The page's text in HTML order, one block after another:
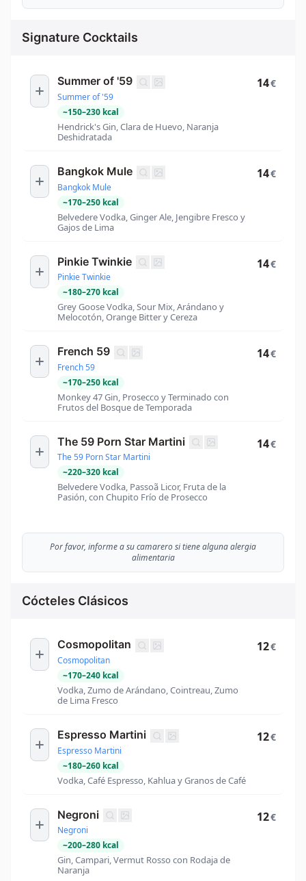
Signature Cocktails
Summer of '59
Summer of '59
~150–230 kcal
Hendrick's Gin, Clara de Huevo, Naranja
Deshidratada
14€
Bangkok Mule
Bangkok Mule
~170–250 kcal
Belvedere Vodka, Ginger Ale, Jengibre Fresco y
Gajos de Lima
14€
Pinkie Twinkie
Pinkie Twinkie
~180–270 kcal
Grey Goose Vodka, Sour Mix, Arándano y
Melocotón, Orange Bitter y Cereza
14€
French 59
French 59
~170–250 kcal
Monkey 47 Gin, Prosecco y Terminado con
Frutos del Bosque de Temporada
14€
The 59 Porn Star Martini
The 59 Porn Star Martini
~220–320 kcal
Belvedere Vodka, Passoã Licor, Fruta de la
Pasión, con Chupito Frío de Prosecco
14€
Por favor, informe a su camarero si tiene alguna alergia
alimentaria
Cócteles Clásicos
Cosmopolitan
Cosmopolitan
~170–240 kcal
Vodka, Zumo de Arándano, Cointreau, Zumo
de Lima Fresco
12€
Espresso Martini
Espresso Martini
~180–260 kcal
Vodka, Café Espresso, Kahlua y Granos de Café
12€
Negroni
Negroni
~200–280 kcal
Gin, Campari, Vermut Rosso con Rodaja de
Naranja
12€